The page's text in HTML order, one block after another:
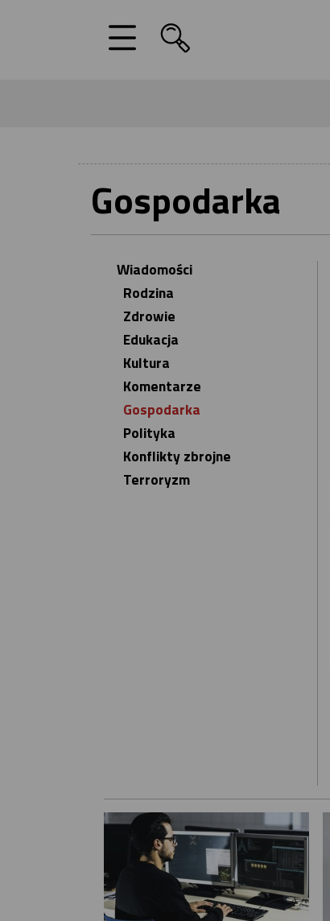
Gospodarka
Wiadomości
Rodzina
Zdrowie
Edukacja
Kultura
Komentarze
Gospodarka
Polityka
Konflikty zbrojne
Terroryzm